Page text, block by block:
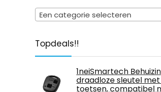
Een categorie selecteren
Topdeals!!
1neiSmartech
draadloze sleutel
toetsen, compatibel